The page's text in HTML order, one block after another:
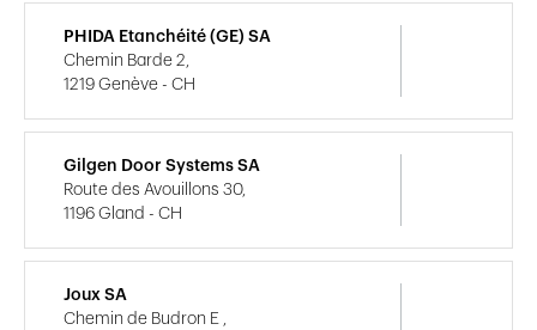
PHIDA Etanchéité (GE) SA
Chemin Barde 2,
1219 Genève - CH
Gilgen Door Systems SA
Route des Avouillons 30,
1196 Gland - CH
Joux SA
Chemin de Budron E ,